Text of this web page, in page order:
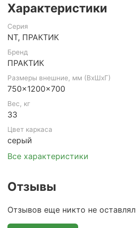
Характеристики
Серия
NT, ПРАКТИК
Бренд
ПРАКТИК
Размеры внешние, мм (ВхШхГ)
750x1200x700
Вес, кг
33
Цвет каркаса
серый
Все характеристики
Отзывы
Отзывов еще никто не оставлял